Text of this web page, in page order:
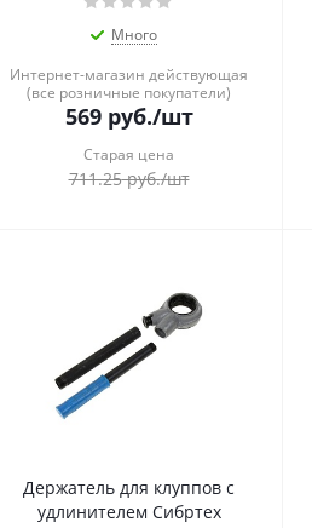
Много
Интернет-магазин действующая
(все розничные покупатели)
569руб./шт
Старая цена
711.25руб./шт
Держатель для клуппов с
удлинителем Сибртех